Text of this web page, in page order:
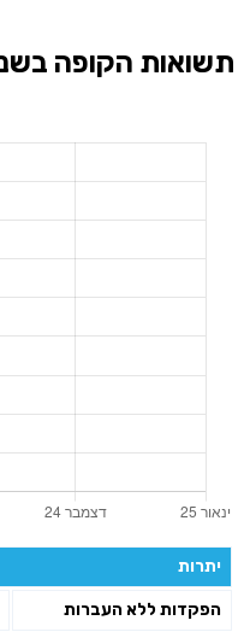
תשואות הקופה
יתרות
הפקדות ללא העברות